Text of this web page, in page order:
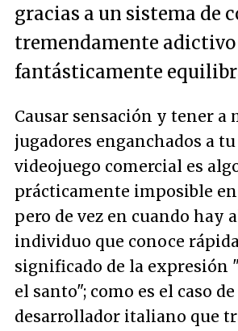
gracias a un sistema de
tremendamente
fantásticamente
Causar sensación y tener a
jugadores enganchados a
videojuego comercial es
prácticamente imposible
pero de vez en cuando hay
individuo que conoce
significado de la expresión
el santo"; como es el caso
desarrollador italiano que